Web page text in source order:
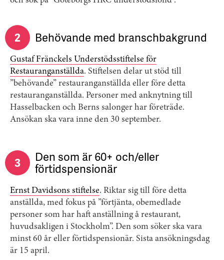
2 Behövande med branschbakgrund
Gustaf Fränckels Understödsstiftelse för
Restauranganställda. Stiftelsen delar ut stöd till
”behövande” restauranganställda eller före detta
restauranganställda. Personer med anknytning till
Hasselbacken och Berns salonger har företräde.
Ansökan ska vara inne den 30 september.
3 Den som är 60+ och/eller
förtidspensionär
Ernst Davidsons stiftelse. Riktar sig till före detta
anställda, med fokus på ”förtjänta, obemedlade
personer som har haft anställning å restaurant,
huvudsakligen i Stockholm”. Den som söker ska vara
minst 60 år eller förtidspensionär. Sista ansökningsdag
är 15 april.